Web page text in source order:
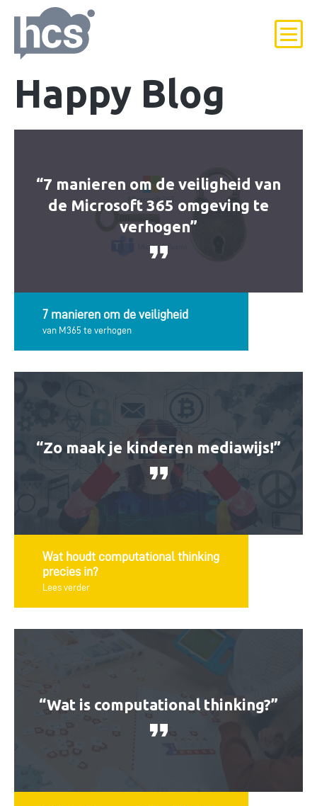
Happy Blog
“7 manieren om de veiligheid van
de Microsoft 365 omgeving te
verhogen”
7 manieren om de veiligheid
van M365 te verhogen
“Zo maak je kinderen mediawijs!”
Wat houdt computational thinking
precies in?
Lees verder
“Wat is computational thinking?”